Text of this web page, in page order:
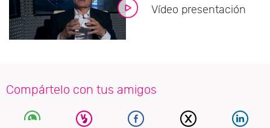
Vídeo presentación
Compártelo con tus amigos